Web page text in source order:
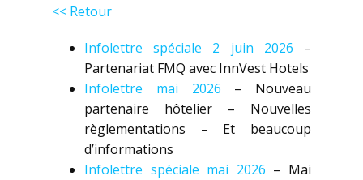
<< Retour
Infolettre spéciale 2 juin 2026 –
Partenariat FMQ avec InnVest Hotels
Infolettre mai 2026 – Nouveau
partenaire hôtelier – Nouvelles
règlementations – Et beaucoup
d’informations
Infolettre spéciale mai 2026 – Mai